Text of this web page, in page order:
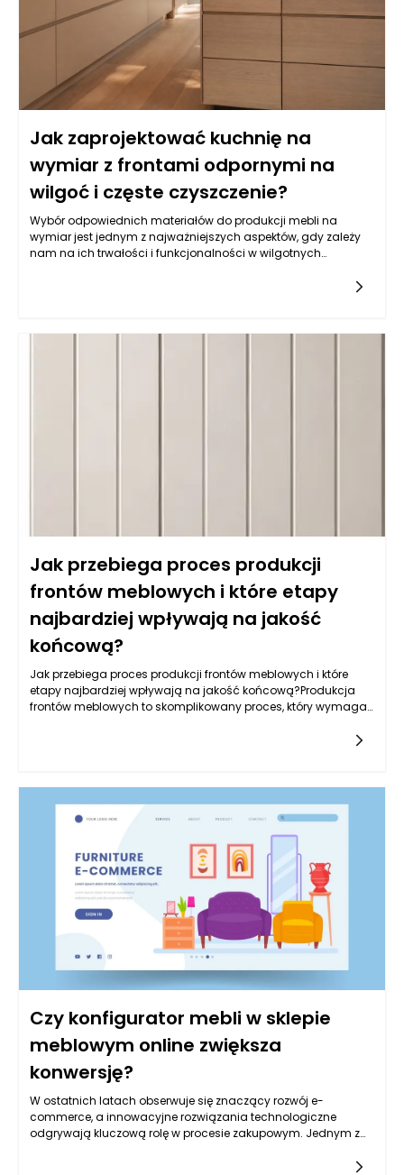
Jak zaprojektować kuchnię na
wymiar z frontami odpornymi na
wilgoć i częste czyszczenie?
Wybór odpowiednich materiałów do produkcji mebli na
wymiar jest jednym z najważniejszych aspektów, gdy zależy
nam na ich trwałości i funkcjonalności w wilgotnych
sklejka wodoodporna. Istotne jest, aby materiał miał
Jak przebiega proces produkcji
frontów meblowych i które etapy
najbardziej wpływają na jakość
końcową?
Jak przebiega proces produkcji frontów meblowych i które
etapy najbardziej wpływają na jakość końcową?Produkcja
frontów meblowych to skomplikowany proces, który wymaga
Czy konfigurator mebli w sklepie
meblowym online zwiększa
konwersję?
W ostatnich latach obserwuje się znaczący rozwój e-
commerce, a innowacyjne rozwiązania technologiczne
odgrywają kluczową rolę w procesie zakupowym. Jednym z
sklepów meblowych online, jest konfigurator mebli. Narzędzie